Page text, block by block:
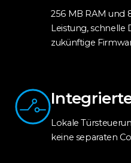
256 MB RAM und
Leistung,
zukünftige
Lokale
keine separaten